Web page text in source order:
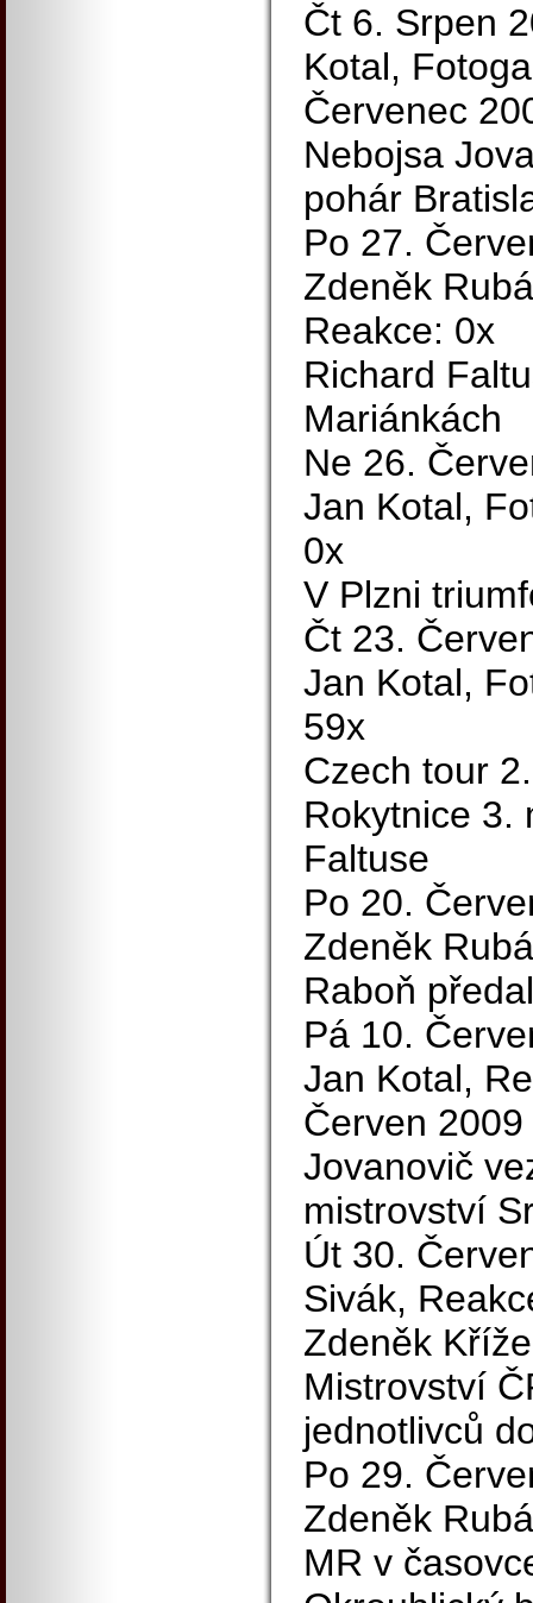
Čt 6. Srpen
Kotal,
Červenec
Nebojsa
pohár
Po 27.
Zdeněk
Reakce: 0x
Richard
Mariánkách
Ne 26.
Jan Kotal,
0x
V Plzni
Čt 23.
Jan Kotal,
59x
Czech tour
Rokytnice 3.
Faltuse
Po 20.
Zdeněk
Raboň
Pá 10.
Jan Kotal,
Červen 2009
Jovanovič
mistrovství
Út 30.
Sivák,
Zdeněk
Mistrovství
jednotlivců
Po 29.
Zdeněk
MR v